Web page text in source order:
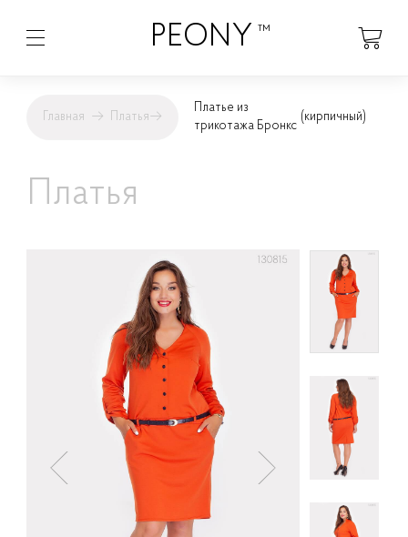
PEONY ™
Главная → Платья→
Платье из
трикотажа Бронкс
(кирпичный)
Платья